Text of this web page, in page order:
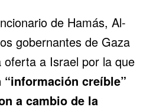
de Hamás, Al-
gobernantes de Gaza
oferta a Israel por la que
creíble”
a cambio de la